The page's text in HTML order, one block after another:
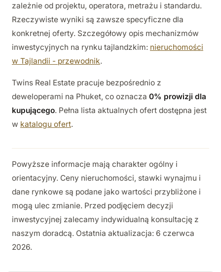
zależnie od projektu, operatora, metrażu i standardu.
Rzeczywiste wyniki są zawsze specyficzne dla
konkretnej oferty. Szczegółowy opis mechanizmów
inwestycyjnych na rynku tajlandzkim: nieruchomości
w Tajlandii - przewodnik.
Twins Real Estate pracuje bezpośrednio z
deweloperami na Phuket, co oznacza 0% prowizji dla
kupującego. Pełna lista aktualnych ofert dostępna jest
w katalogu ofert.
Powyższe informacje mają charakter ogólny i
orientacyjny. Ceny nieruchomości, stawki wynajmu i
dane rynkowe są podane jako wartości przybliżone i
mogą ulec zmianie. Przed podjęciem decyzji
inwestycyjnej zalecamy indywidualną konsultację z
naszym doradcą. Ostatnia aktualizacja: 6 czerwca
2026.